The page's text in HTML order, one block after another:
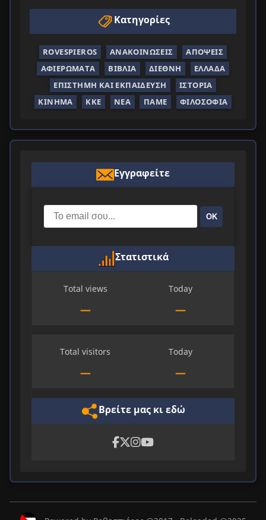
Κατηγορίες
ROVESPIEROS ΑΝΑΚΟΙΝΏΣΕΙΣ
ΑΠΌΨΕΙΣ
ΑΦΙΕΡΏΜΑΤΑ
ΒΙΒΛΊΑ ΔΙΕΘΝΉ
ΕΛΛΆΔΑ
ΕΠΙΣΤΉΜΗ ΚΑΙ ΕΚΠΑΊΔΕΥΣΗ
ΙΣΤΟΡΊΑ
ΚΊΝΗΜΑ
ΚΚΕ ΝΈΑ ΠΑΜΕ ΦΙΛΟΣΟΦΊΑ
Εγγραφείτε
ΟΚ
Στατιστικά
Total views
—
Today
—
Total visitors
—
Today
—
Βρείτε μας κι εδώ